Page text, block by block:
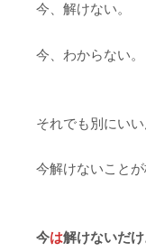
今、解けない。
今、わからない。
それでも別にいい
今解けないこと
今は解けないだけ